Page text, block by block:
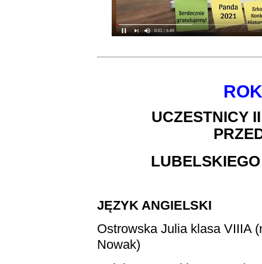
UCZESTNICY
JĘZYK ANGIELSKI
Ostrowska Juliaklasa VIIIA
Nowak)